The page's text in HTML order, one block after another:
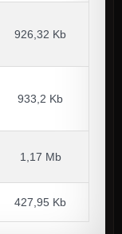
926,32 Kb
933,2 Kb
1,17 Mb
427,95 Kb